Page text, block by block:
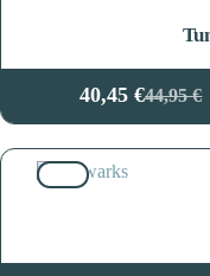
44,95€
El
precio
original
40,45€El
precio
actual